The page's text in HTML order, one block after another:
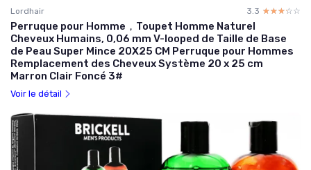
Lordhair 3.3 ☆☆☆☆☆
★★★★★
Perruque pour Homme，Toupet Homme Naturel
Cheveux Humains, 0,06 mm V-looped de Taille de Base
de Peau Super Mince 20X25 CM Perruque pour Hommes
Remplacement des Cheveux Système 20 x 25 cm
Marron Clair Foncé 3#
Voir le détail